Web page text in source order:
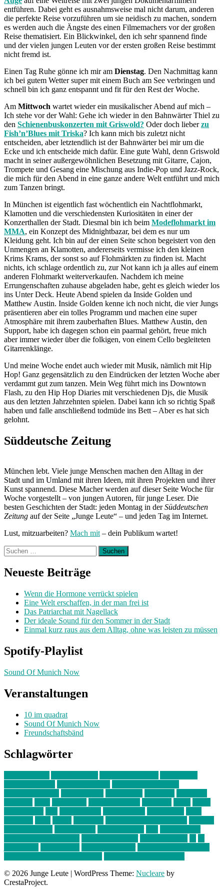
entführen. Dabei geht es ausnahmsweise mal nicht darum, anderen
die perfekte Reise vorzuführen um sie neidisch zu machen, sondern
es werden auch die Ängste des einen Filmemachers vor der großen
Reise thematisiert. Ein Blickwinkel, den ich sehr spannend finde
und der vielen jungen Leuten vor der ersten großen Reise bestimmt
nicht fremd ist.
Einen Tag Ruhe gönne ich mir am Dienstag. Den Nachmittag kann
ich bei gutem Wetter super mit einem Buch am See verbringen und
schnell bin ich ganz entspannt und fit für den Rest der Woche.
Am Mittwoch wartet wieder ein musikalischer Abend auf mich –
Ich stehe vor der Wahl: Gehe ich wieder in den Bahnwärter Thiel zu
den Schienenbuskonzerten mit Griswold? Oder doch lieberzu
Fish’n’Blues mit Triska? Ich kann mich bis zuletzt nicht
entscheiden, aber letztendlich ist der Bahnwärter bei mir um die
Ecke und ich entscheide mich dafür. Eine gute Wahl, denn Griswold
macht in seiner außergewöhnlichen Besetzung mit Gitarre, Cajon,
Trompete und Gesang eine Mischung aus Indie-Pop und Jazz-Rock,
die mich für den Abend in eine ganze andere Welt entführt und mich
zum Tanzen bringt.
In München ist eigentlich fast wöchentlich ein Nachtflohmarkt,
Klamotten und die verschiedensten Kuriositäten in einer der
Konzerthallen der Stadt. Diesmal bin ich beim Modeflohmarkt im
MMA, ein Konzept des Midnightbazar, bei dem es nur um
Kleidung geht. Ich bin auf der einen Seite schon begeistert von den
Unmengen an Klamotten, andererseits vermisse ich den kleinen
Krims Krams, der sonst so auf Flohmärkten zu finden ist. Macht
nichts, ich schlage ordentlich zu, zur Not kann ich ja alles auf einem
anderen Flohmarkt weiterverkaufen. Nachdem ich meine
Errungenschaften zuhause abgeladen habe, geht es gleich wieder los
ins Unter Deck. Heute Abend spielen da Inside Golden und
Matthew Austin. Inside Golden kenne ich noch nicht, die vier Jungs
präsentieren aber ein tolles Programm und machen eine super
Atmosphäre mit ihrem zauberhaften Blues. Matthew Austin, den
Support, habe ich dagegen schon ein paarmal gehört, freue mich
aber immer wieder über die folkigen, von einem Cello begleiteten
Gitarrenklänge.
Und meine Woche endet auch wieder mit Musik, nämlich mit Hip
Hop! Ganz gegensätzlich zu den Eindrücken der letzten Woche aber
verdammt gut zum tanzen. Mein Weg führt mich ins Downtown
Flash, zu den Hip Hop Diaries mit verschiedenen Djs, die Musik
aus den letzten Jahrzehnten spielen. Dabei kann ich so richtig Spaß
haben und falle anschließend todmüde ins Bett – Aber es hat sich
gelohnt.
Süddeutsche Zeitung
München lebt. Viele junge Menschen machen den Alltag in der
Stadt und im Umland mit ihren Ideen, mit ihren Projekten und ihrer
Kunst spannend. Diese Macher werden auf dieser Seite Woche für
Woche vorgestellt – von jungen Autoren, für junge Leser. Die
besten Geschichten der Stadt: jeden Montag in derSüddeutschen
Zeitung auf der Seite „Junge Leute“ – und jeden Tag im Internet.
Lust, mitzuarbeiten? Mach mit – dein Publikum wartet!
Suchen
nach:
Neueste Beiträge
Wenn die Hormone verrückt spielen
Eine Welt erschaffen, in der man frei ist
Das Patriarchat mit Nagellack
Der ideale Sound für den Sommer in der Stadt
Einmal kurz raus aus dem Alltag, ohne was leisten zu müssen
Spotify-Playlist
Sound Of Munich Now
Veranstaltungen
10 im quadrat
Sound Of Munich Now
Freundschaftsbänd
Schlagwörter
© 2026 Junge Leute | WordPress Theme: Nucleare by
CrestaProject.